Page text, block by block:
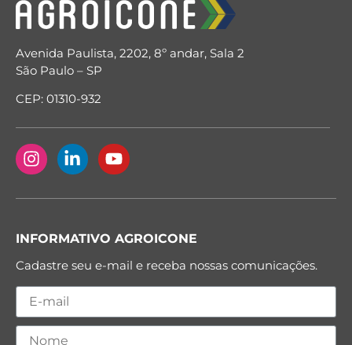
Avenida Paulista, 2202, 8º andar, Sala 2
São Paulo – SP
CEP: 01310-932
INFORMATIVO AGROICONE
Cadastre seu e-mail e receba nossas comunicações.